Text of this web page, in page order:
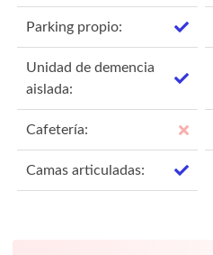
Parking propio:
Unidad de demencia
aislada:
Cafetería:
Camas articuladas: